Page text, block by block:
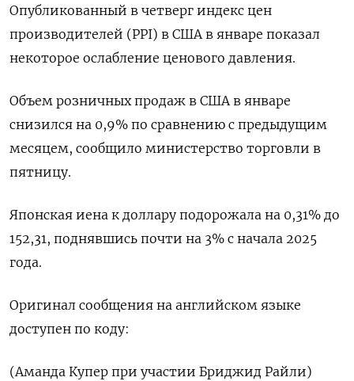
Опубликованный в четверг индекс цен
производителей (PPI) в США в январе показал
некоторое ослабление ценового давления.
Объем розничных продаж в США в январе
снизился на 0,9% по сравнению с предыдущим
месяцем, сообщило министерство торговли в
пятницу.
Японская иена к доллару подорожала на 0,31%​ до
152,31, поднявшись почти на 3% с начала 2025
года.
Оригинал сообщения на английском языке
доступен по коду:
(Аманда Купер при участии Бриджид Райли)